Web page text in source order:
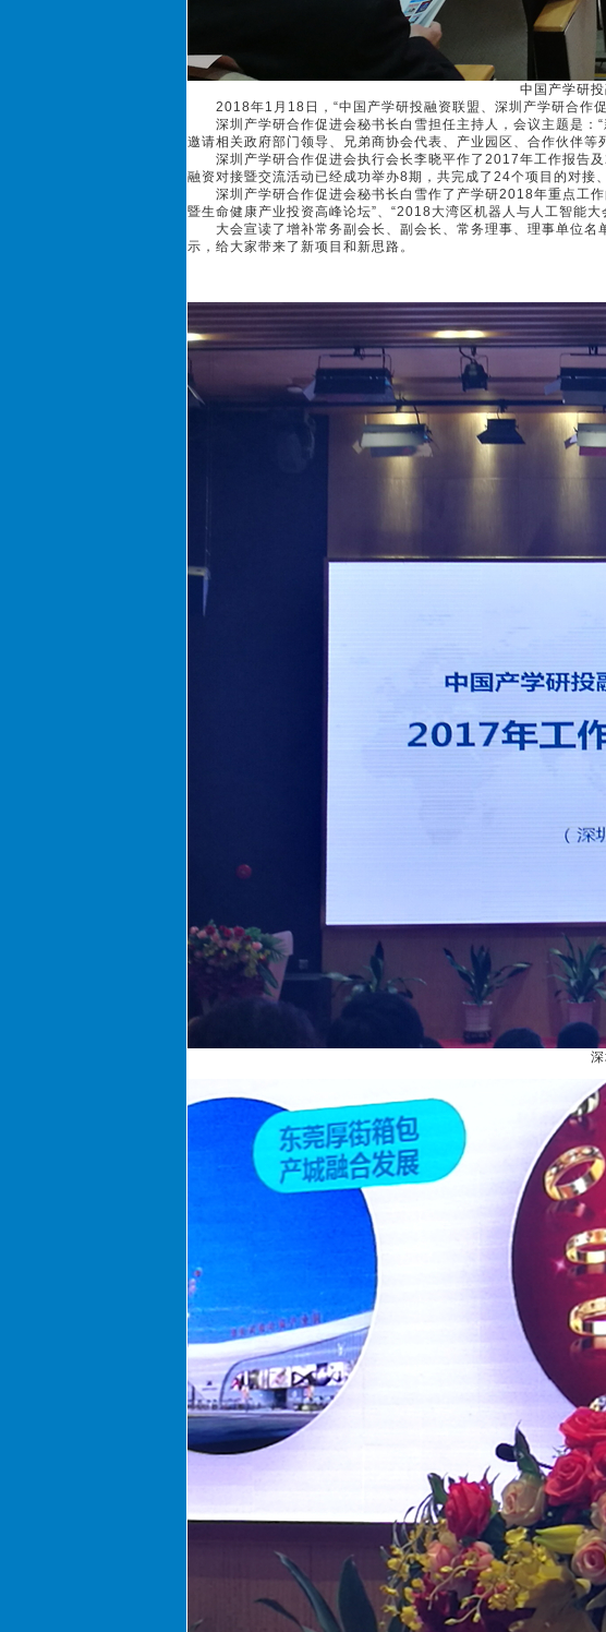
中国产学研
2018年1月18日，“中国产学研投融资联盟、深圳产学研合作促
深圳产学研合作促进会秘书长白雪担任主持人，会议主题是：“
邀请相关政府部门领导、兄弟商协会代表、产业园区、合作伙伴等
深圳产学研合作促进会执行会长李晓平作了2017年工作报告及
融资对接暨交流活动已经成功举办8期，共完成了24个项目的对接
深圳产学研合作促进会秘书长白雪作了产学研2018年重点工作
暨生命健康产业投资高峰论坛”、“2018大湾区机器人与人工智能大
大会宣读了增补常务副会长、副会长、常务理事、理事单位名
示，给大家带来了新项目和新思路。